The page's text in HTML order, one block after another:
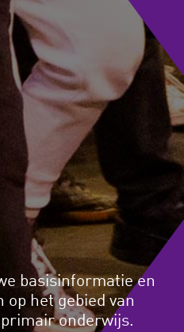
basisinformatie en
het gebied van
onderwijs.